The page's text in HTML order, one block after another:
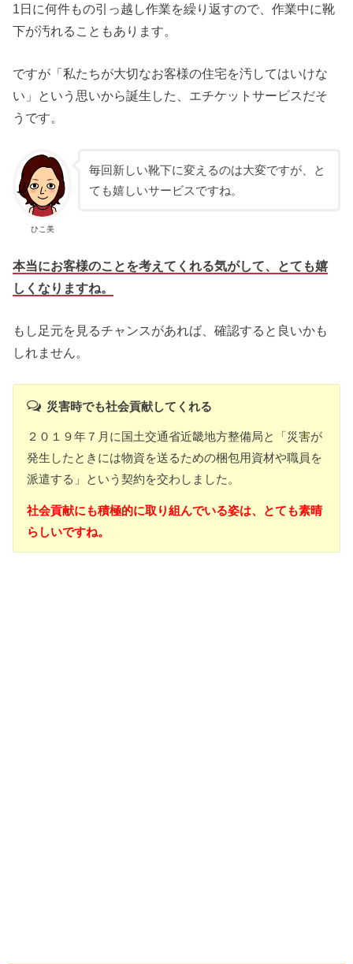
1日に何件もの引っ越し作業を繰り返すので、作業中に靴
下が汚れることもあります。
ですが「私たちが大切なお客様の住宅を汚してはいけな
い」という思いから誕生した、エチケットサービスだそ
うです。
ひこ美
毎回新しい靴下に変えるのは大変ですが、と
ても嬉しいサービスですね。
本当にお客様のことを考えてくれる気がして、とても嬉
しくなりますね。
もし足元を見るチャンスがあれば、確認すると良いかも
しれません。
災害時でも社会貢献してくれる
２０１９年７月に国土交通省近畿地方整備局と「災害が
発生したときには物資を送るための梱包用資材や職員を
派遣する」という契約を交わしました。
社会貢献にも積極的に取り組んでいる姿は、とても素晴
らしいですね。